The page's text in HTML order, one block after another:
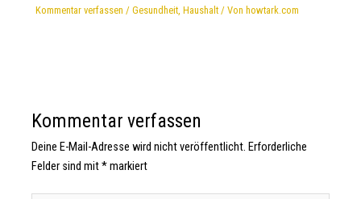
Kommentar verfassen /Gesundheit ,Haushalt / Vonhowtark.com
Kommentar verfassen
Deine E-Mail-Adresse wird nicht veröffentlicht. Erforderliche
Felder sind mit*markiert